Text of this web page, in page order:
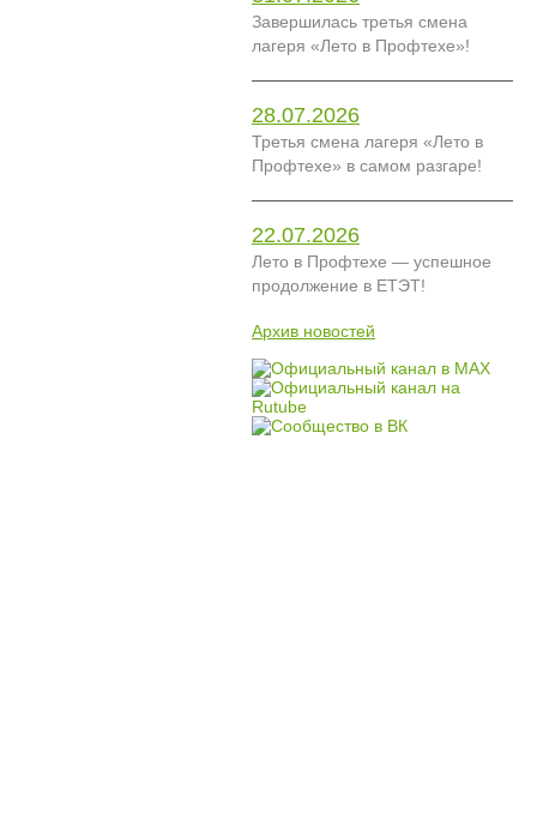
Завершилась третья смена
лагеря «Лето в Профтехе»!
28.07.2026
Третья смена лагеря «Лето в
Профтехе» в самом разгаре!
22.07.2026
Лето в Профтехе — успешное
продолжение в ЕТЭТ!
Архив новостей